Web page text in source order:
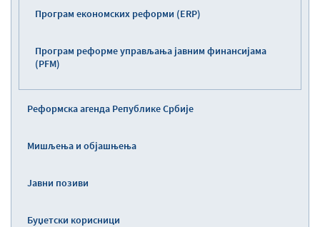
Програм економских реформи (ERP)
Програм реформе управљања јавним финансијама
(PFM)
Реформска агенда Републике Србије
Мишљења и објашњења
Јавни позиви
Буџетски корисници